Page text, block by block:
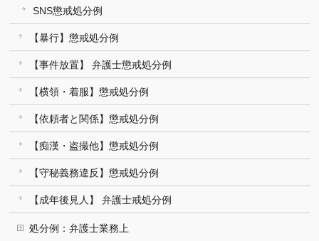
SNS懲戒処分例
【暴行】懲戒処分例
【事件放置】 弁護士懲戒処分例
【横領・着服】懲戒処分例
【依頼者と関係】懲戒処分例
【痴漢・盗撮他】懲戒処分例
【守秘義務違反】懲戒処分例
【成年後見人】 弁護士戒処分例
処分例：弁護士業務上